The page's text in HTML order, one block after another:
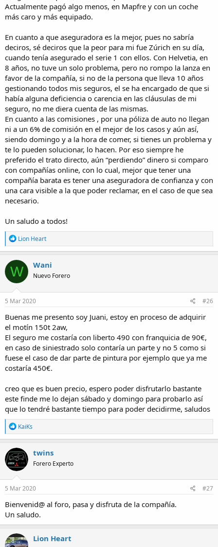
Actualmente pagó algo menos, en Mapfre y con un coche
más caro y más equipado.
En cuanto a que aseguradora es la mejor, pues no sabría
deciros, sé deciros que la peor para mi fue Zúrich en su día,
cuando tenía asegurado el serie 1 con ellos. Con Helvetia, en
8 años, no tuve un solo problema, pero no rompo la lanza en
favor de la compañía, si no de la persona que lleva 10 años
gestionando todos mis seguros, el se ha encargado de que si
había alguna deficiencia o carencia en las cláusulas de mi
seguro, no me diera cuenta de las mismas.
En cuanto a las comisiones , por una póliza de auto no llegan
ni a un 6% de comisión en el mejor de los casos y aún así,
siendo domingo y a la hora de comer, si tienes un problema y
te lo pueden solucionar, lo hacen. Por eso siempre he
preferido el trato directo, aún “perdiendo” dinero si comparo
con compañías online, con lo cual, mejor que tener una
compañía barata es tener una aseguradora de confianza y con
una cara visible a la que poder reclamar, en el caso de que sea
necesario.
Un saludo a todos!
R
e
a
c
t
i
o
n
s
Lion Heart
W Wani
Nuevo Forero
5 Mar 2020 #26
Buenas me presento soy Juani, estoy en proceso de adquirir
el motín 150t 2aw,
El seguro me costaría con liberto 490 con franquicia de 90€,
en caso de siniestrado solo contaría un parte y no 5 como si
fuese el caso de dar parte de pintura por ejemplo que ya me
costaría 450€.
creo que es buen precio, espero poder disfrutarlo bastante
este finde me lo dejan sábado y domingo para probarlo así
que lo tendré bastante tiempo para poder decidirme, saludos
R
e
a
c
t
i
o
n
s
KaiKs
twins
Forero Experto
5 Mar 2020 #27
Bienvenid@ al foro, pasa y disfruta de la compañía.
Un saludo.
Lion Heart